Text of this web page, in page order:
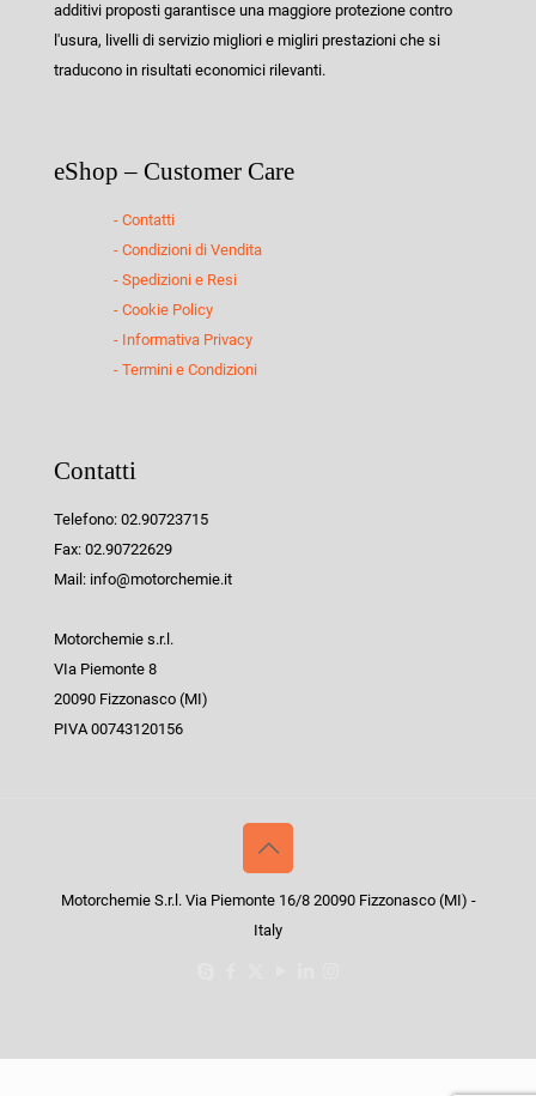
additivi proposti garantisce una maggiore protezione contro
l'usura, livelli di servizio migliori e migliri prestazioni che si
traducono in risultati economici rilevanti.
eShop – Customer Care
- Contatti
- Condizioni di Vendita
- Spedizioni e Resi
- Cookie Policy
- Informativa Privacy
- Termini e Condizioni
Contatti
Telefono: 02.90723715
Fax: 02.90722629
Mail: info@motorchemie.it
Motorchemie s.r.l.
VIa Piemonte 8
20090 Fizzonasco (MI)
PIVA 00743120156
Motorchemie S.r.l. Via Piemonte 16/8 20090 Fizzonasco (MI) -
Italy